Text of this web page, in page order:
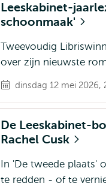
Leeskabinet-
schoonmaak'
Tweevoudig
over zijn nieuwste
dinsdag 12 mei 2026,
De Leeskabinet-
Rachel Cusk
In 'De tweede plaats'
te redden - of te